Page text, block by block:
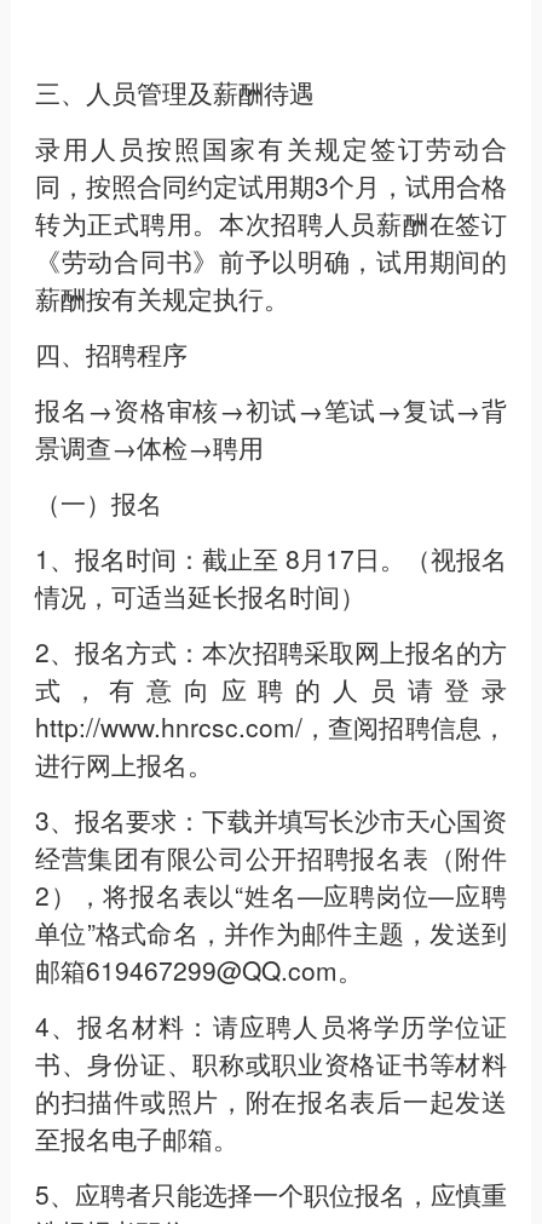
三、
人员管理及薪酬待遇
录用人员按照国家有关规定签订劳动合
同，按照合同约定试用期3个月，试用合格
转为正式聘用。本次招聘人员薪酬在签订
《劳动合同书》前予以明确，试用期间的
薪酬按有关规定执行。
四、招聘程序
报名→资格审核→初试→笔试→复试→背
景调查→体检→聘用
（一）报名
1、报名时间：截止至 8月17日。（视报名
情况，可适当延长报名时间）
2、报名方式：本次招聘采取网上报名的方
式，有意向应聘的人员请登录
http://www.hnrcsc.com/，查阅招聘信息，
进行网上报名。
3、报名要求：下载并填写长沙市天心国资
经营集团有限公司公开招聘报名表（附件
2），将报名表以“姓名—应聘岗位—应聘
单位”格式命名，并作为邮件主题，发送到
邮箱619467299@QQ.com。
4、报名材料：请应聘人员将学历学位证
书、身份证、职称或职业资格证书等材料
的扫描件或照片，附在报名表后一起发送
至报名电子邮箱。
5、应聘者只能选择一个职位报名，应慎重